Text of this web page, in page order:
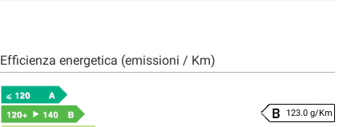
Efficienza energetica (emissioni / Km)
123.0 g/Km